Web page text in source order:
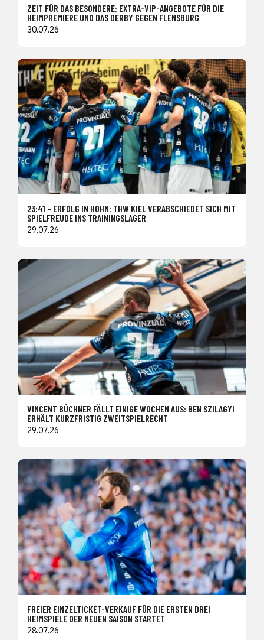
ZEIT FÜR DAS BESONDERE: EXTRA-VIP-ANGEBOTE FÜR DIE
HEIMPREMIERE UND DAS DERBY GEGEN FLENSBURG
30.07.26
23:41 – ERFOLG IN HOHN: THW KIEL VERABSCHIEDET SICH MIT
SPIELFREUDE INS TRAININGSLAGER
29.07.26
VINCENT BÜCHNER FÄLLT EINIGE WOCHEN AUS: BEN SZILAGYI
ERHÄLT KURZFRISTIG ZWEITSPIELRECHT
29.07.26
FREIER EINZELTICKET-VERKAUF FÜR DIE ERSTEN DREI
HEIMSPIELE DER NEUEN SAISON STARTET
28.07.26